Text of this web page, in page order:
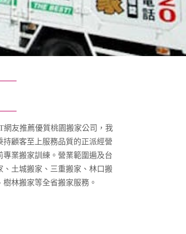
網友推薦優質桃園搬家公司，我
顧客至上服務品質的正派經營
業搬家訓練。營業範圍遍及台
土城搬家、三重搬家、林口搬
林搬家等全省搬家服務。